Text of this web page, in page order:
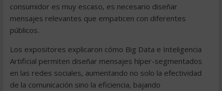
consumidor es muy escaso, es necesario diseñar
mensajes relevantes que empaticen con diferentes
públicos.
Los expositores explicaron cómo Big Data e Inteligencia
Artificial permiten diseñar mensajes híper-segmentados
en las redes sociales, aumentando no solo la efectividad
de la comunicación sino la eficiencia, bajando